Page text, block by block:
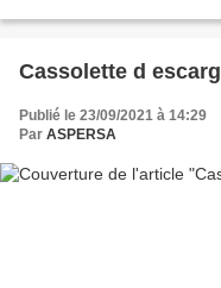
Cassolette d
Publié le 23/09/2021 à 14:29
Par ASPERSA